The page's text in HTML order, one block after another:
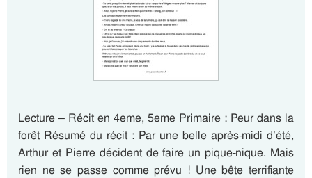
Lecture – Récit en 4eme, 5eme Primaire : Peur dans la
forêt Résumé du récit : Par une belle après-midi d’été,
Arthur et Pierre décident de faire un pique-nique. Mais
rien ne se passe comme prévu ! Une bête terrifiante